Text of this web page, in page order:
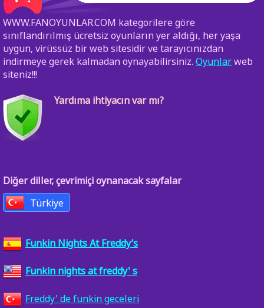
WWW.FANOYUNLAR.COM kategorilere göre
sınıflandırılmış ücretsiz oyunların yer aldığı, her yaşa
uygun, virüssüz bir web sitesidir ve tarayıcınızdan
indirmeye gerek kalmadan oynayabilirsiniz. Oyunlarweb
siteniz!!!
Yardıma ihtiyacın var mı?
Diğer diller, çevrimiçi oynanacak sayfalar
Türkiye
Funkin Nights At Freddy’s
Funkin nights at freddy' s
Freddy' de funkin geceleri